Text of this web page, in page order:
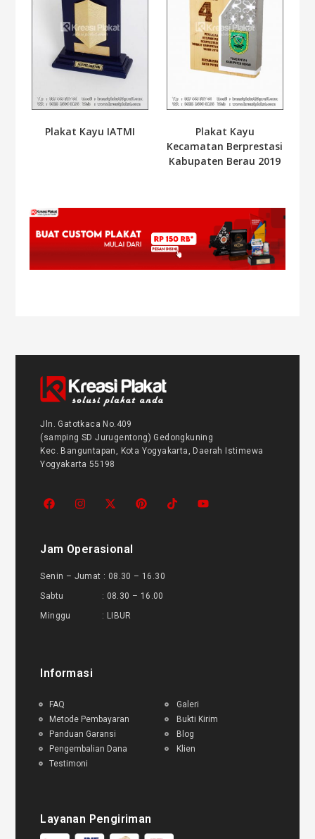
Plakat Kayu IATMI
Plakat Kayu
Kecamatan Berprestasi
Kabupaten Berau 2019
Jln. Gatotkaca No.409
(samping SD Jurugentong) Gedongkuning
Kec. Banguntapan, Kota Yogyakarta, Daerah Istimewa
Yogyakarta 55198
Jam Operasional
Senin – Jumat : 08.30 – 16.30
Sabtu : 08.30 – 16.00
Minggu : LIBUR
Informasi
FAQ
Metode Pembayaran
Panduan Garansi
Pengembalian Dana
Testimoni
Galeri
Bukti Kirim
Blog
Klien
Layanan Pengiriman